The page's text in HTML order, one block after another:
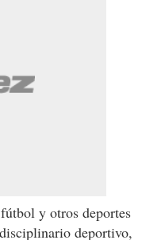
y otros deportes
deportivo,